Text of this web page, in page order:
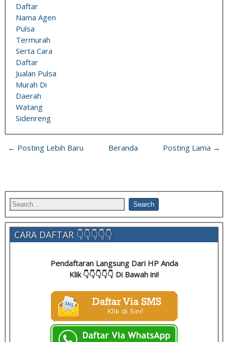
Daftar
Nama Agen
Pulsa
Termurah
Serta Cara
Daftar
Jualan Pulsa
Murah Di
Daerah
Watang
Sidenreng
← Posting Lebih Baru Posting Lama →
Beranda
CARA DAFTAR 👇👇👇👇👇
Pendaftaran Langsung Dari HP Anda
Klik 👇👇👇👇👇 Di Bawah ini!